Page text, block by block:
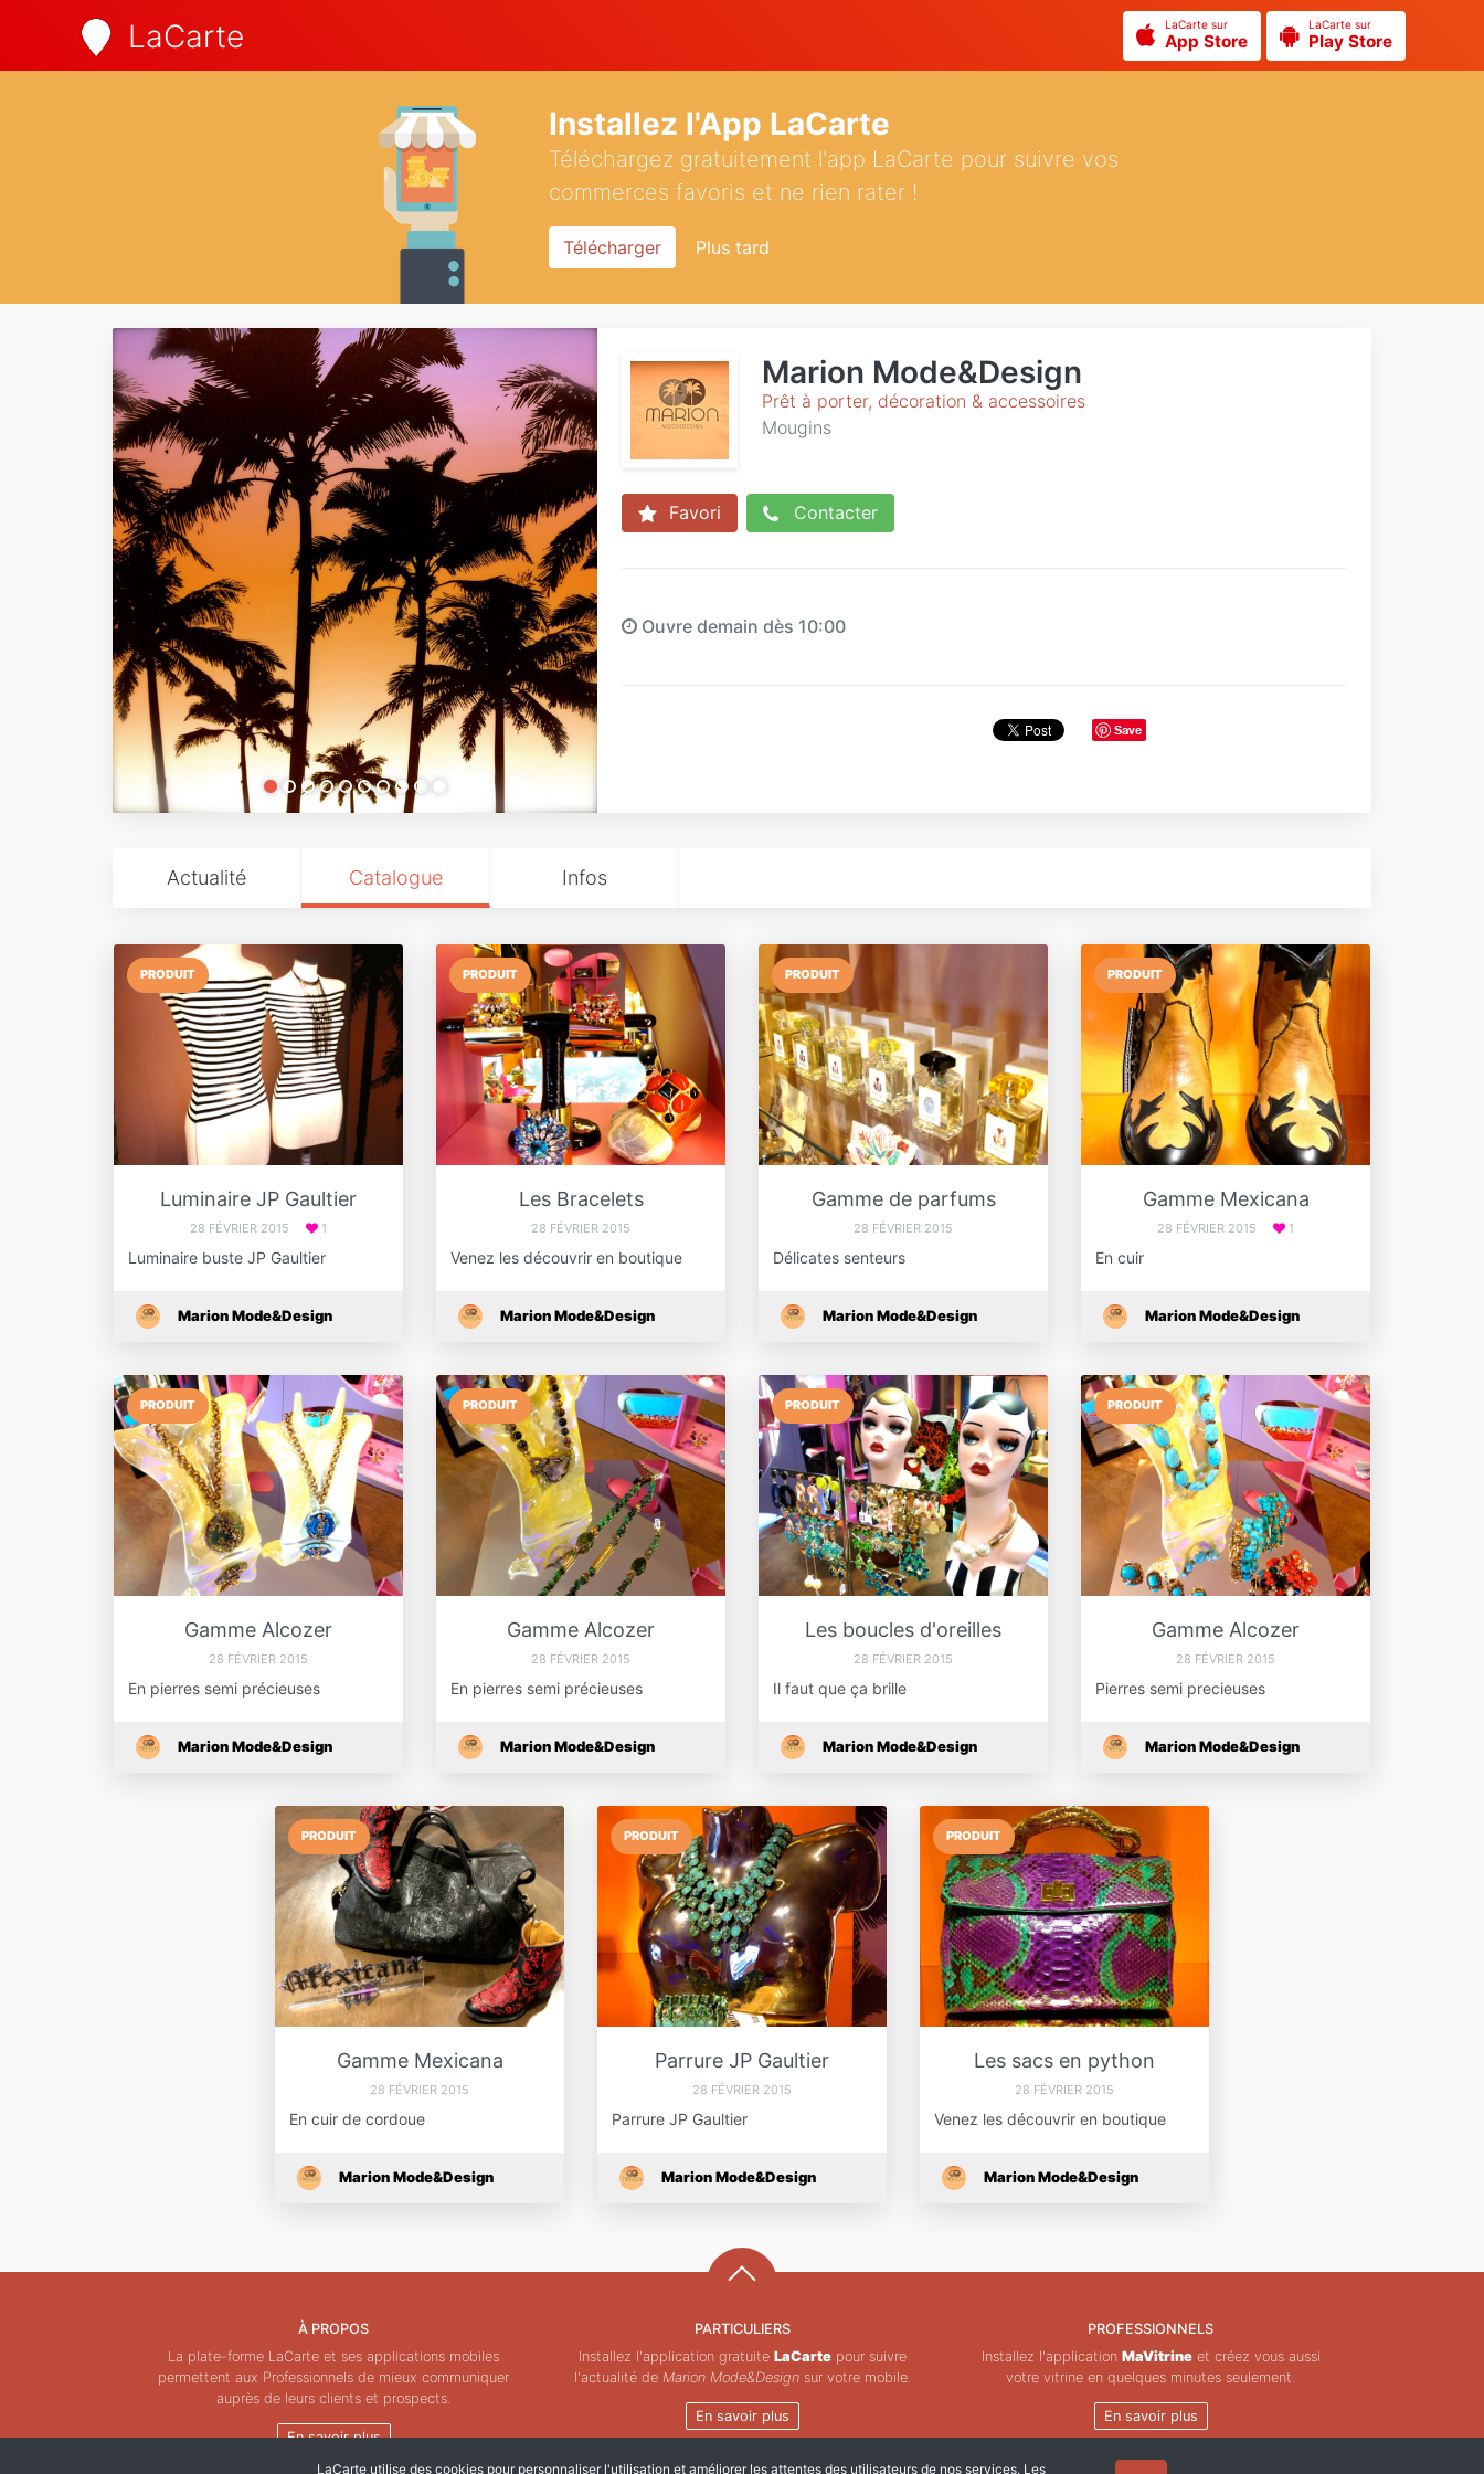
LaCarte LaCarte sur
App Store
LaCarte sur
Play Store
Installez l'App LaCarte
Téléchargez gratuitement l'app LaCarte pour suivre vos
commerces favoris et ne rien rater !
Télécharger Plus tard
Marion Mode&Design
Prêt à porter, décoration & accessoires
Mougins
Favori Contacter
Ouvre demain dès 10:00
Save
Actualité Catalogue Infos
PRODUIT
Luminaire JP Gaultier
28 FÉVRIER 2015 1
Luminaire buste JP Gaultier
Marion Mode&Design
PRODUIT
Les Bracelets
28 FÉVRIER 2015
Venez les découvrir en boutique
Marion Mode&Design
PRODUIT
Gamme de parfums
28 FÉVRIER 2015
Délicates senteurs
Marion Mode&Design
PRODUIT
Gamme Mexicana
28 FÉVRIER 2015 1
En cuir
Marion Mode&Design
PRODUIT
Gamme Alcozer
28 FÉVRIER 2015
En pierres semi précieuses
Marion Mode&Design
PRODUIT
Gamme Alcozer
28 FÉVRIER 2015
En pierres semi précieuses
Marion Mode&Design
PRODUIT
Les boucles d'oreilles
28 FÉVRIER 2015
Il faut que ça brille
Marion Mode&Design
PRODUIT
Gamme Alcozer
28 FÉVRIER 2015
Pierres semi precieuses
Marion Mode&Design
PRODUIT
Gamme Mexicana
28 FÉVRIER 2015
En cuir de cordoue
Marion Mode&Design
PRODUIT
Parrure JP Gaultier
28 FÉVRIER 2015
Parrure JP Gaultier
Marion Mode&Design
PRODUIT
Les sacs en python
28 FÉVRIER 2015
Venez les découvrir en boutique
Marion Mode&Design
À PROPOS
La plate-forme LaCarte et ses applications mobiles
permettent aux Professionnels de mieux communiquer
auprès de leurs clients et prospects.
En savoir plus
PARTICULIERS
Installez l'application gratuite LaCartepour suivre
l'actualité de Marion Mode&Designsur votre mobile.
En savoir plus
PROFESSIONNELS
Installez l'application MaVitrineet créez vous aussi
votre vitrine en quelques minutes seulement.
En savoir plus
LaCarte utilise des cookies pour personnaliser l'utilisation et améliorer les attentes des utilisateurs de nos services. Les